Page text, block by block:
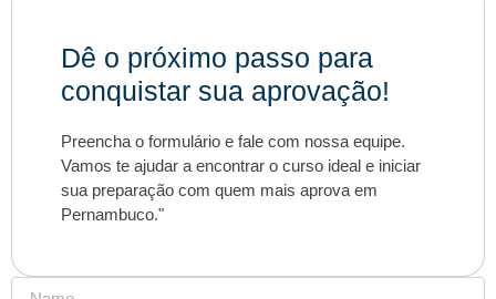
Dê o próximo passo para
conquistar sua aprovação!
Preencha o formulário e fale com nossa equipe.
Vamos te ajudar a encontrar o curso ideal e iniciar
sua preparação com quem mais aprova em
Pernambuco."